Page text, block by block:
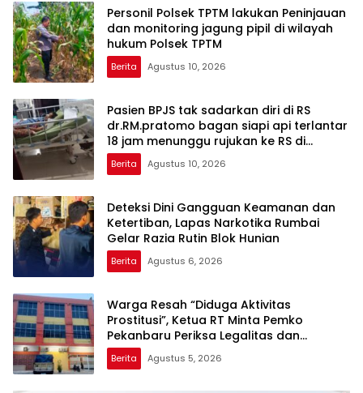
Personil Polsek TPTM lakukan Peninjauan
dan monitoring jagung pipil di wilayah
hukum Polsek TPTM
Berita Agustus 10, 2026
Pasien BPJS tak sadarkan diri di RS
dr.RM.pratomo bagan siapi api terlantar
18 jam menunggu rujukan ke RS di
pekanbaru
Berita Agustus 10, 2026
Deteksi Dini Gangguan Keamanan dan
Ketertiban, Lapas Narkotika Rumbai
Gelar Razia Rutin Blok Hunian
Berita Agustus 6, 2026
Warga Resah “Diduga Aktivitas
Prostitusi”, Ketua RT Minta Pemko
Pekanbaru Periksa Legalitas dan
Aktivitas Z Homestay di Jalan Tanjung
Datuk
Berita Agustus 5, 2026